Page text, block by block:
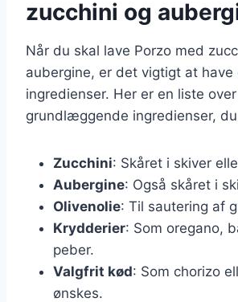
zucchini og
Når du skal lave Porzo med
aubergine, er det vigtigt at have
ingredienser. Her er en liste
grundlæggende ingredienser,
Zucchini: Skåret i skiver
Aubergine: Også skåret i
Olivenolie: Til sautering af
Krydderier: Som oregano,
peber.
Valgfrit kød: Som chorizo
ønskes.